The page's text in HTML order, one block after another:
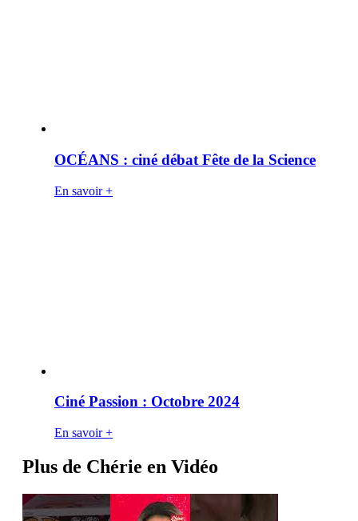
OCÉANS : ciné débat Fête de la Science
En savoir +
Ciné Passion : Octobre 2024
En savoir +
Plus de Chérie en Vidéo